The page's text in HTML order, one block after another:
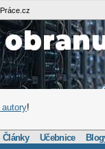
autory!
Články Učebnice